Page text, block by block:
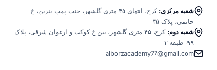
شعبه مرکزی:
کرج، انتهای ۴۵ متری گلشهر، جنب پمپ بنزین، خ
حاتمی، پلاک ۳۵
شعبه دوم:
کرج، ۴۵ متری گلشهر، بین خ کوکب و ارغوان شرقی، پلاک
۹۹، طبقه ۲
alborzacademy77@gmail.com